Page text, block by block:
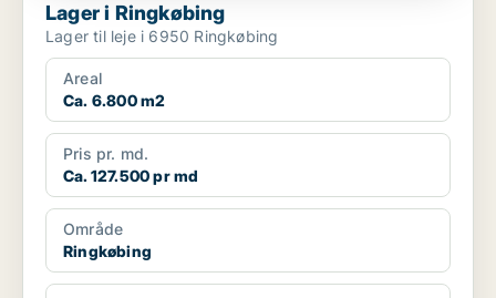
Lager i Ringkøbing
Lager til leje i 6950 Ringkøbing
Areal
Ca. 6.800 m2
Pris pr. md.
Ca. 127.500 pr md
Område
Ringkøbing